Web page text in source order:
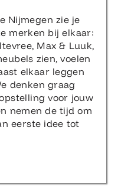
Nijmegen zie je
merken bij elkaar:
Max & Luuk,
zien, voelen
elkaar leggen
denken graag
voor jouw
nemen de tijd om
eerste idee tot